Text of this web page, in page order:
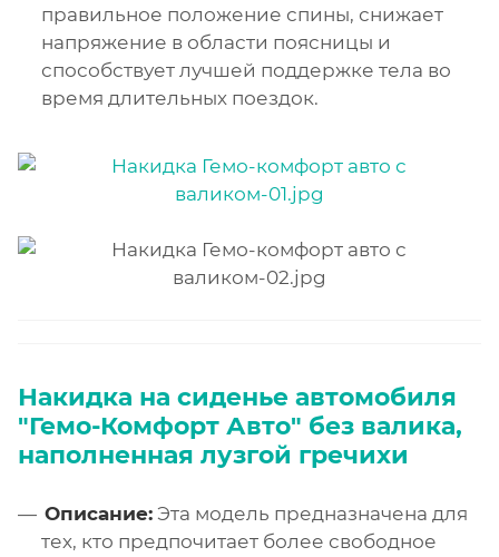
правильное положение спины, снижает
напряжение в области поясницы и
способствует лучшей поддержке тела во
время длительных поездок.
Накидка на сиденье автомобиля
"Гемо-Комфорт Авто" без валика,
наполненная лузгой гречихи
Описание: Эта модель предназначена для
тех, кто предпочитает более свободное